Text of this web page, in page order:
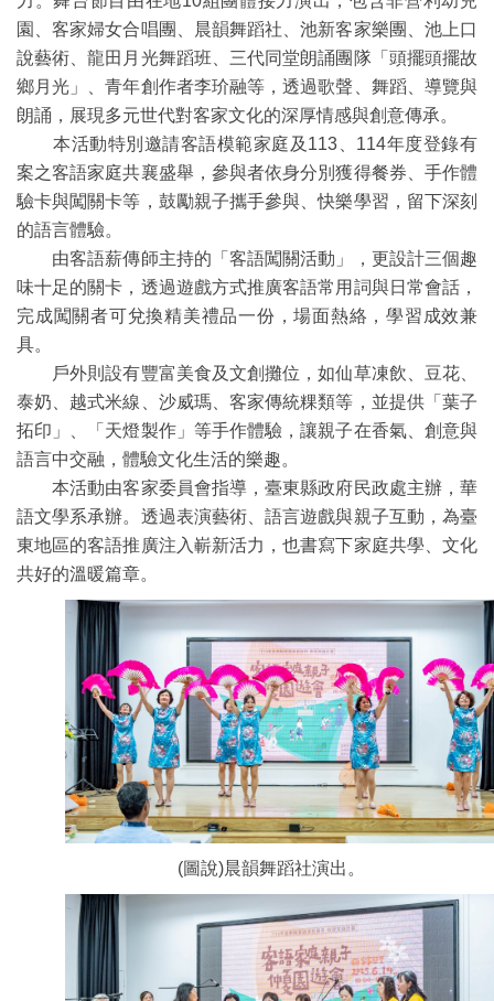
園、客家婦女合唱團、晨韻舞蹈社、池新客家樂團、池上口
說藝術、龍田月光舞蹈班、三代同堂朗誦團隊「頭擺頭擺故
鄉月光」、青年創作者李玠融等，透過歌聲、舞蹈、導覽與
朗誦，展現多元世代對客家文化的深厚情感與創意傳承。
本活動特別邀請客語模範家庭及113、114年度登錄有
案之客語家庭共襄盛舉，參與者依身分別獲得餐券、手作體
驗卡與闖關卡等，鼓勵親子攜手參與、快樂學習，留下深刻
的語言體驗。
由客語薪傳師主持的「客語闖關活動」，更設計三個趣
味十足的關卡，透過遊戲方式推廣客語常用詞與日常會話，
完成闖關者可兌換精美禮品一份，場面熱絡，學習成效兼
具。
戶外則設有豐富美食及文創攤位，如仙草凍飲、豆花、
泰奶、越式米線、沙威瑪、客家傳統粿類等，並提供「葉子
拓印」、「天燈製作」等手作體驗，讓親子在香氣、創意與
語言中交融，體驗文化生活的樂趣。
本活動由客家委員會指導，臺東縣政府民政處主辦，華
語文學系承辦。透過表演藝術、語言遊戲與親子互動，為臺
東地區的客語推廣注入嶄新活力，也書寫下家庭共學、文化
共好的溫暖篇章。
(圖說)晨韻舞蹈社演出。